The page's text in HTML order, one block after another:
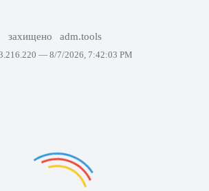
захищено adm.tools
— 8/7/2026, 7:42:03 PM